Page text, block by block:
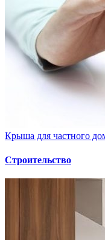
Крыша для частного
Строительство